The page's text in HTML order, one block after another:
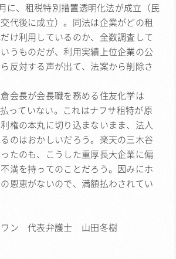
に、租税特別措置透明化法が成立（民
代後に成立）。同法は企業がどの租
け利用しているのか、全数調査して
うものだが、利用実績上位企業の公
反対する声が出て、法案から削除さ
会長が会長職を務める住友化学は
っていない。これはナフサ租特が原
権の本丸に切り込まないまま、法人
のはおかしいだろう。楽天の三木谷
たのも、こうした重厚長大企業に偏
満を持ってのことだろう。因みにホ
恩恵がないので、満額払わされてい
ワン 代表弁護士 山田冬樹